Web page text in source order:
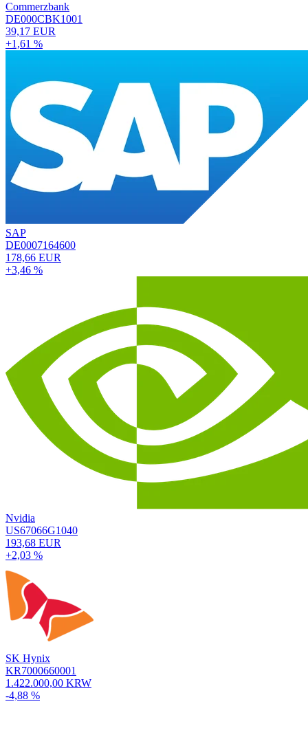
Commerzbank
DE000CBK1001
39,17 EUR
+1,61 %
SAP
DE0007164600
178,66 EUR
+3,46 %
Nvidia
US67066G1040
193,68 EUR
+2,03 %
SK Hynix
KR7000660001
1.422.000,00 KRW
-4,88 %